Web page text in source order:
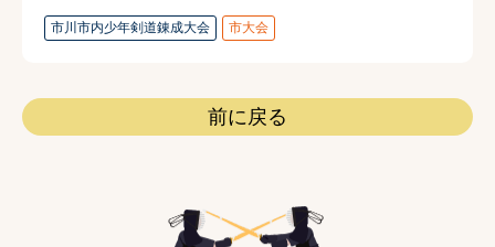
市川市内少年剣道錬成大会 市大会
前に戻る